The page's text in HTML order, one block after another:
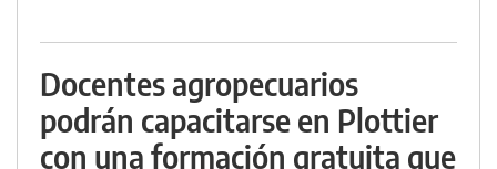
Docentes agropecuarios
podrán capacitarse en Plottier
con una formación gratuita que